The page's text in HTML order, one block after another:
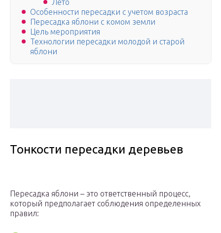
Лето
Особенности пересадки с учетом возраста
Пересадка яблони с комом земли
Цель мероприятия
Технологии пересадки молодой и старой
яблони
Тонкости пересадки деревьев
Пересадка яблони – это ответственный процесс,
который предполагает соблюдения определенных
правил: